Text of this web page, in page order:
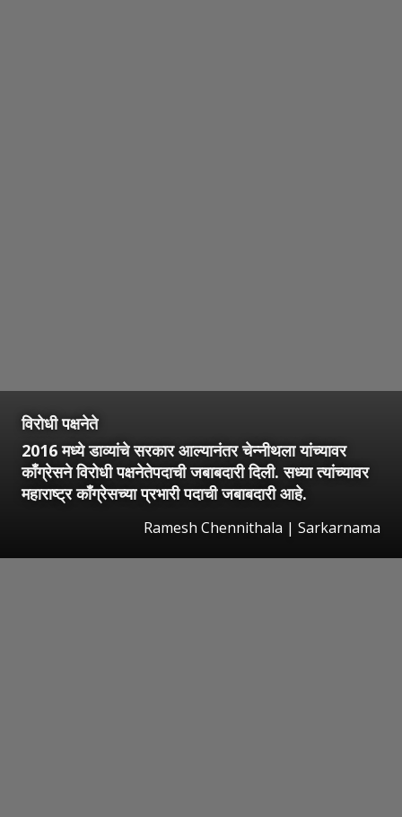
विरोधी पक्षनेते
2016 मध्ये डाव्यांचे सरकार आल्यानंतर चेन्नीथला यांच्यावर
काँग्रेसने विरोधी पक्षनेतेपदाची जबाबदारी दिली. सध्या त्यांच्यावर
महाराष्ट्र काँग्रेसच्या प्रभारी पदाची जबाबदारी आहे.
Ramesh Chennithala | Sarkarnama